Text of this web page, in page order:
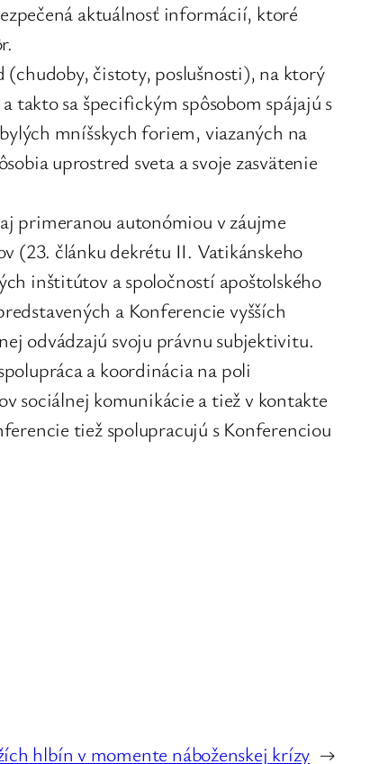
aktuálnosť informácií, ktoré
(chudoby, čistoty, poslušnosti), na ktorý
sa špecifickým spôsobom spájajú s
mníšskych foriem, viazaných na
uprostred sveta a svoje zasvätenie
primeranou autonómiou v záujme
(23. článku dekrétu II. Vatikánskeho
inštitútov a spoločností apoštolského
a Konferencie vyšších
odvádzajú svoju právnu subjektivitu.
a koordinácia na poli
sociálnej komunikácie a tiež v kontakte
tiež spolupracujú s Konferenciou
hlbín v momente náboženskej krízy →